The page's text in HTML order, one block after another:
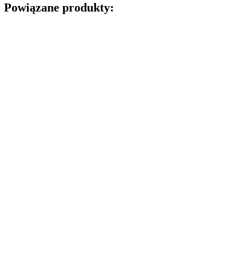
Powiązane produkty: